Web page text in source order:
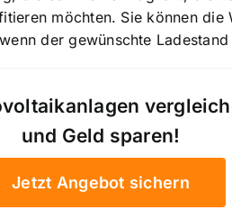
möchten. Sie können
der gewünschte
und Geld sparen!
Jetzt Angebot sichern